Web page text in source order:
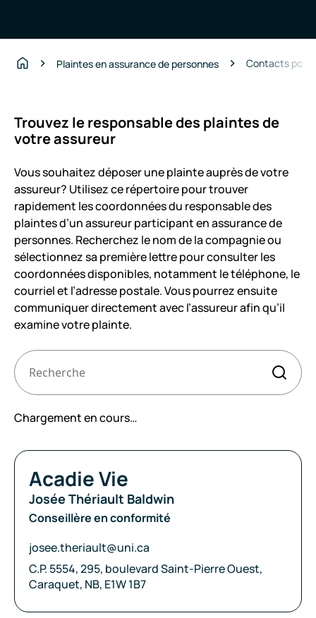
Plaintes en assurance de personnes Contacts pour
Trouvez le responsable des plaintes de
votre assureur
Vous souhaitez déposer une plainte auprès de votre
assureur? Utilisez ce répertoire pour trouver
rapidement les coordonnées du responsable des
plaintes d’un assureur participant en assurance de
personnes. Recherchez le nom de la compagnie ou
sélectionnez sa première lettre pour consulter les
coordonnées disponibles, notamment le téléphone, le
courriel et l’adresse postale. Vous pourrez ensuite
communiquer directement avec l’assureur afin qu’il
examine votre plainte.
Recherche
résultats
mis
jour
mesure
que
vous
Chargement en cours…
Compagnie:
Acadie Vie
Josée Thériault Baldwin
Conseillère en conformité
Courriel:
josee.theriault@uni.ca
Adresse:
C.P. 5554, 295, boulevard Saint-Pierre Ouest,
Caraquet, NB, E1W 1B7